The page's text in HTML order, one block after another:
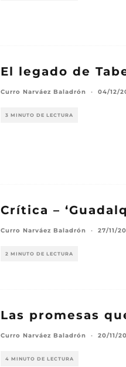
El legado de
Curro Narváez Baladrón · 04/12/
3 MINUTO DE LECTURA
Crítica –
Curro Narváez Baladrón · 27/11/
2 MINUTO DE LECTURA
Las promesas
Curro Narváez Baladrón · 20/11/
4 MINUTO DE LECTURA